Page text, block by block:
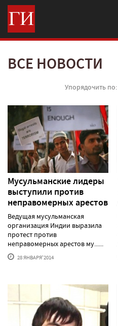
ВСЕ НОВОСТИ
Упорядочить по:
Мусульманские лидеры
выступили против
неправомерных арестов
Ведущая мусульманская
организация Индии выразила
протест против
неправомерных арестов му......
28 ЯНВАРЯ'2014